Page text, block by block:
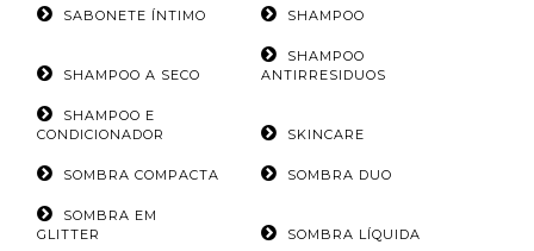
SABONETE ÍNTIMO SHAMPOO
SHAMPOO A SECO
SHAMPOO
ANTIRRESIDUOS
SHAMPOO E
CONDICIONADOR
SKINCARE
SOMBRA COMPACTA SOMBRA DUO
SOMBRA EM
GLITTER
SOMBRA LÍQUIDA